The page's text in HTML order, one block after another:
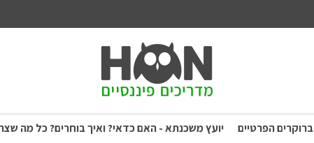
הפרטיים יועץ משכנתא - האם כדאי? ואיך בוחרים? כל מה